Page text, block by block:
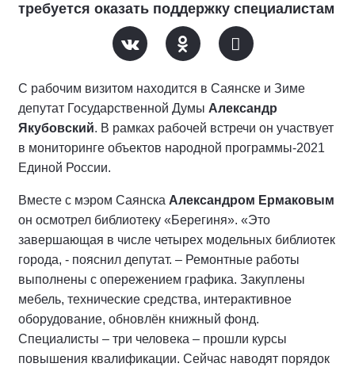
требуется оказать поддержку специалистам
С рабочим визитом находится в Саянске и Зиме
депутат Государственной Думы Александр
Якубовский. В рамках рабочей встречи он участвует
в мониторинге объектов народной программы-2021
Единой России.
Вместе с мэром Саянска Александром Ермаковым
он осмотрел библиотеку «Берегиня». «Это
завершающая в числе четырех модельных библиотек
города, - пояснил депутат. – Ремонтные работы
выполнены с опережением графика. Закуплены
мебель, технические средства, интерактивное
оборудование, обновлён книжный фонд.
Специалисты – три человека – прошли курсы
повышения квалификации. Сейчас наводят порядок